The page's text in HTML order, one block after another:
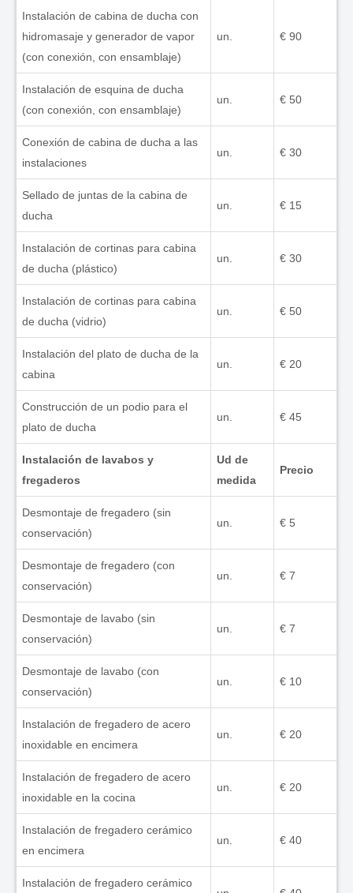
Instalación de cabina de ducha con
hidromasaje y generador de vapor
(con conexión, con ensamblaje)
un. € 90
Instalación de esquina de ducha
(con conexión, con ensamblaje)
un. € 50
Conexión de cabina de ducha a las
instalaciones
un. € 30
Sellado de juntas de la cabina de
ducha
un. € 15
Instalación de cortinas para cabina
de ducha (plástico)
un. € 30
Instalación de cortinas para cabina
de ducha (vidrio)
un. € 50
Instalación del plato de ducha de la
cabina
un. € 20
Construcción de un podio para el
plato de ducha
un. € 45
Instalación de lavabos y
fregaderos
Ud de
medida
Precio
Desmontaje de fregadero (sin
conservación)
un. € 5
Desmontaje de fregadero (con
conservación)
un. € 7
Desmontaje de lavabo (sin
conservación)
un. € 7
Desmontaje de lavabo (con
conservación)
un. € 10
Instalación de fregadero de acero
inoxidable en encimera
un. € 20
Instalación de fregadero de acero
inoxidable en la cocina
un. € 20
Instalación de fregadero cerámico
en encimera
un. € 40
Instalación de fregadero cerámico